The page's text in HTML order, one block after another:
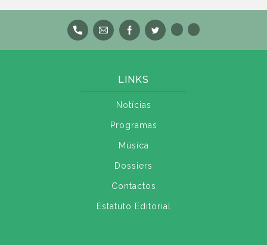
LINKS
Notícias
Programas
Música
Dossiers
Contactos
Estatuto Editorial